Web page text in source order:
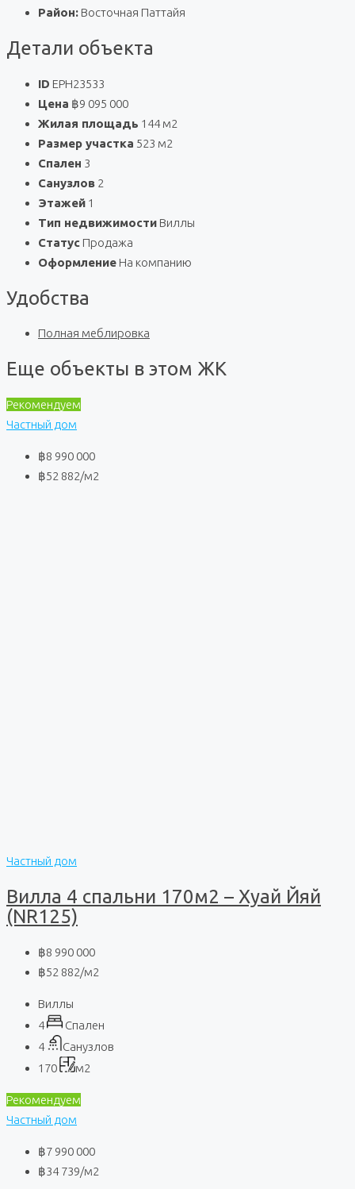
Район: Восточная Паттайя
Детали объекта
ID EPH23533
Цена ฿9 095 000
Жилая площадь 144 м2
Размер участка 523 м2
Спален 3
Санузлов 2
Этажей 1
Тип недвижимости Виллы
Статус Продажа
Оформление На компанию
Удобства
Полная меблировка
Еще объекты в этом ЖК
Рекомендуем
Частный дом
฿8 990 000
฿52 882/м2
Частный дом
Вилла 4 спальни 170м2 – Хуай Йяй
(NR125)
฿8 990 000
฿52 882/м2
Виллы
4
Спален
4
Санузлов
170
м2
Рекомендуем
Частный дом
฿7 990 000
฿34 739/м2